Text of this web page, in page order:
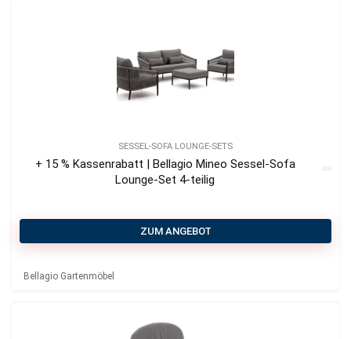
SESSEL-SOFA LOUNGE-SETS
+ 15 % Kassenrabatt | Bellagio Mineo Sessel-Sofa
Lounge-Set 4-teilig
ZUM ANGEBOT
Bellagio Gartenmöbel